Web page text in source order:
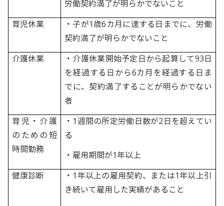
労働契約満了が明らかでないこと
育児休業
・子が1歳6カ月に達する日までに、労働
契約満了が明らかでないこと
介護休業
・介護休業開始予定日から起算して93日
を経過する日から6カ月を経過する日ま
でに、契約満了することが明らかでない
者
育児・介護
のための短
時間勤務
・1週間の所定労働日数が2日を超えてい
る
・雇用期間が1年以上
健康診断
・1年以上の雇用契約、または1年以上引
き続いて雇用した実績があること